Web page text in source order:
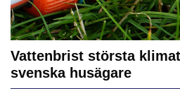
Vattenbrist största
svenska husägare